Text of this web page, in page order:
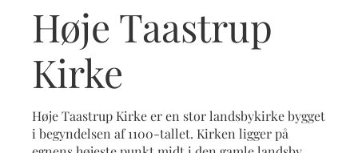
Høje Taastrup
Kirke
Høje Taastrup Kirke er en stor landsbykirke bygget
i begyndelsen af 1100-tallet. Kirken ligger på